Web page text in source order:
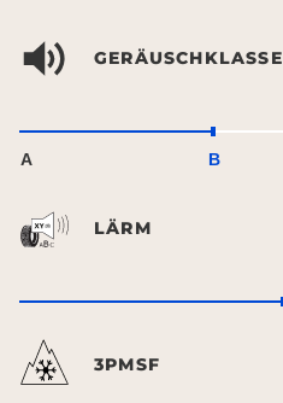
GERÄUSCHKLASSE
A B
LÄRM
3PMSF